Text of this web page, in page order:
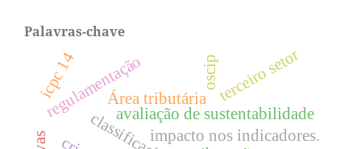
Palavras-chave
Área tributária
avaliação de sustentabilidade
impacto nos indicadores.
regulamentação terceiro setor
oscip
icpc 14